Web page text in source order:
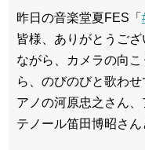
昨日の音楽堂夏FES「
皆様、ありがとうござ
ながら、カメラの向
ら、のびのびと歌わ
アノの河原忠之さん
テノール笛田博昭さん